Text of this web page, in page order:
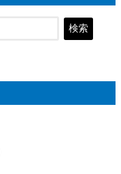
検索